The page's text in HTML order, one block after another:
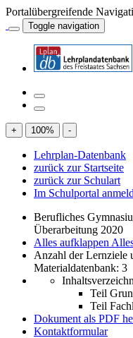
Portalübergreifende
Toggle navigation
+ 100% -
Lehrplan-Datenbank
zurück zur Startseite
zurück zur Schulart
Im Schulportal
Berufliches
Überarbeitung 2020
Alles aufklappen
Anzahl der Lernziele
Materialdatenbank: 3
Teil
Teil
Dokument als PDF
Kontaktformular